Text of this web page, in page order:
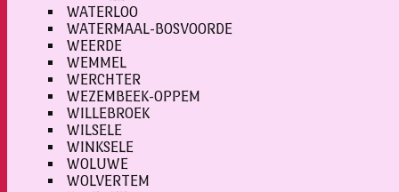
WATERLOO
WATERMAAL-BOSVOORDE
WEERDE
WEMMEL
WERCHTER
WEZEMBEEK-OPPEM
WILLEBROEK
WILSELE
WINKSELE
WOLUWE
WOLVERTEM